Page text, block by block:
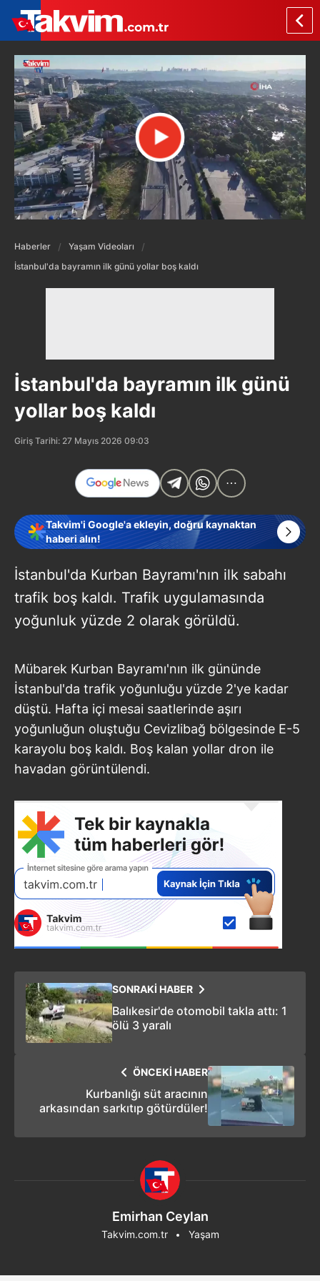
Haberler
Yaşam Videoları
İstanbul'da bayramın ilk günü yollar boş kaldı
İstanbul'da bayramın ilk günü
yollar boş kaldı
Giriş Tarihi: 27 Mayıs 2026 09:03
Takvim'i Google'a ekleyin, doğru kaynaktan
haberi alın!
İstanbul'da Kurban Bayramı'nın ilk sabahı
trafik boş kaldı. Trafik uygulamasında
yoğunluk yüzde 2 olarak görüldü.
Mübarek Kurban Bayramı'nın ilk gününde
İstanbul'da trafik yoğunluğu yüzde 2'ye kadar
düştü. Hafta içi mesai saatlerinde aşırı
yoğunluğun oluştuğu Cevizlibağ bölgesinde E-5
karayolu boş kaldı. Boş kalan yollar dron ile
havadan görüntülendi.
SONRAKİ HABER
Balıkesir'de otomobil takla attı: 1
ölü 3 yaralı
ÖNCEKİ HABER
Kurbanlığı süt aracının
arkasından sarkıtıp götürdüler!
Emirhan Ceylan
Takvim.com.tr Yaşam